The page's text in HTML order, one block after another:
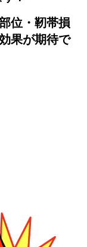
位・靭帯損
果が期待で